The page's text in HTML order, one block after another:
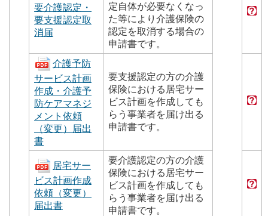
要介護認定・
要支援認定取
消届
定自体が必要なくなっ
た等により介護保険の
認定を取消する場合の
申請書です。
介護予防
サービス計画
作成・介護予
防ケアマネジ
メント依頼
（変更）届出
書
要支援認定の方の介護
保険における居宅サー
ビス計画を作成しても
らう事業者を届け出る
申請書です。
居宅サー
ビス計画作成
依頼（変更）
届出書
要介護認定の方の介護
保険における居宅サー
ビス計画を作成しても
らう事業者を届け出る
申請書です。